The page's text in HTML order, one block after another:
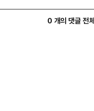
0 개의 댓글 전